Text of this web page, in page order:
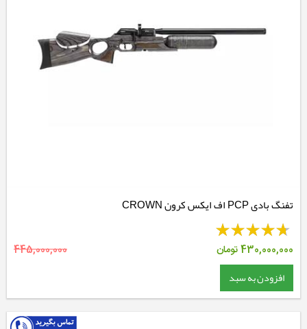
تفنگ بادی PCP اف ایکس کرون CROWN
430,000,000تومان 445,000,000
افزودن به سبد